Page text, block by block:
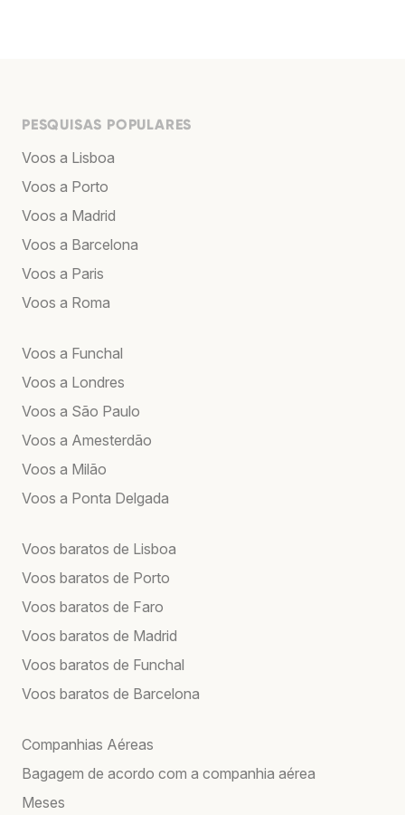
PESQUISAS POPULARES
Voos a Lisboa
Voos a Porto
Voos a Madrid
Voos a Barcelona
Voos a Paris
Voos a Roma
Voos a Funchal
Voos a Londres
Voos a São Paulo
Voos a Amesterdão
Voos a Milão
Voos a Ponta Delgada
Voos baratos de Lisboa
Voos baratos de Porto
Voos baratos de Faro
Voos baratos de Madrid
Voos baratos de Funchal
Voos baratos de Barcelona
Companhias Aéreas
Bagagem de acordo com a companhia aérea
Meses